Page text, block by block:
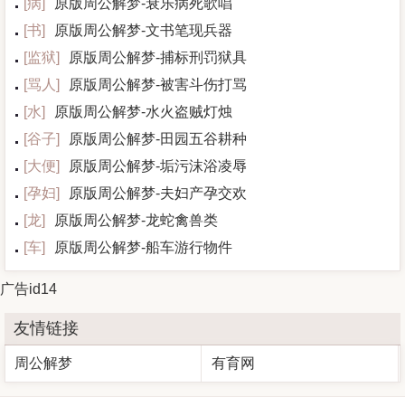
[病]
原版周公解梦-衰乐病死歌唱
[书]
原版周公解梦-文书笔现兵器
[监狱]
原版周公解梦-捕标刑罚狱具
[骂人 ]
原版周公解梦-被害斗伤打骂
[水]
原版周公解梦-水火盗贼灯烛
[谷子]
原版周公解梦-田园五谷耕种
[大便]
原版周公解梦-垢污沫浴凌辱
[孕妇]
原版周公解梦-夫妇产孕交欢
[龙]
原版周公解梦-龙蛇禽兽类
[车] 原版周公解梦-船车游行物件
广告id14
友情链接
周公解梦 有育网